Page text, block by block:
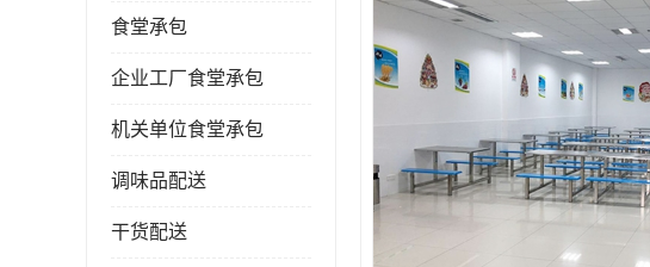
食堂承包
企业工厂食堂承包
机关单位食堂承包
调味品配送
干货配送